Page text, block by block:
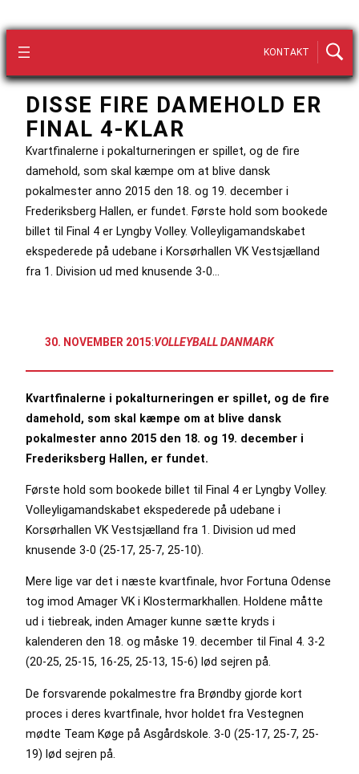
KONTAKT
DISSE FIRE DAMEHOLD ER
FINAL 4-KLAR
Kvartfinalerne i pokalturneringen er spillet, og de fire
damehold, som skal kæmpe om at blive dansk
pokalmester anno 2015 den 18. og 19. december i
Frederiksberg Hallen, er fundet. Første hold som bookede
billet til Final 4 er Lyngby Volley. Volleyligamandskabet
ekspederede på udebane i Korsørhallen VK Vestsjælland
fra 1. Division ud med knusende 3-0…
30. NOVEMBER 2015:VOLLEYBALL DANMARK
Kvartfinalerne i pokalturneringen er spillet, og de fire
damehold, som skal kæmpe om at blive dansk
pokalmester anno 2015 den 18. og 19. december i
Frederiksberg Hallen, er fundet.
Første hold som bookede billet til Final 4 er Lyngby Volley.
Volleyligamandskabet ekspederede på udebane i
Korsørhallen VK Vestsjælland fra 1. Division ud med
knusende 3-0 (25-17, 25-7, 25-10).
Mere lige var det i næste kvartfinale, hvor Fortuna Odense
tog imod Amager VK i Klostermarkhallen. Holdene måtte
ud i tiebreak, inden Amager kunne sætte kryds i
kalenderen den 18. og måske 19. december til Final 4. 3-2
(20-25, 25-15, 16-25, 25-13, 15-6) lød sejren på.
De forsvarende pokalmestre fra Brøndby gjorde kort
proces i deres kvartfinale, hvor holdet fra Vestegnen
mødte Team Køge på Asgårdskole. 3-0 (25-17, 25-7, 25-
19) lød sejren på.